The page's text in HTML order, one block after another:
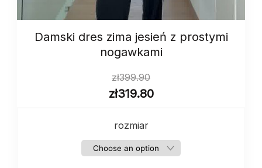
Damski dres zima jesień z prostymi
nogawkami
zł399.90
zł319.80
rozmiar